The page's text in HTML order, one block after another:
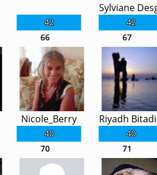
42 42
Sylviane
66
40
Nicole_Berry
67
40
Riyadh
70 71